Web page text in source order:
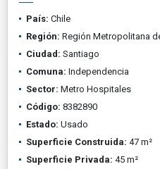
País: Chile
Región: Región Metropolitana
Ciudad: Santiago
Comuna: Independencia
Sector: Metro Hospitales
Código: 8382890
Estado: Usado
Superficie Construida: 47 m²
Superficie Privada: 45 m²